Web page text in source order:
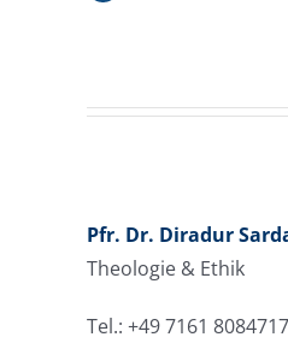
Pfr. Dr. Diradur
Theologie & Ethik
Tel.: +49 7161 8084717